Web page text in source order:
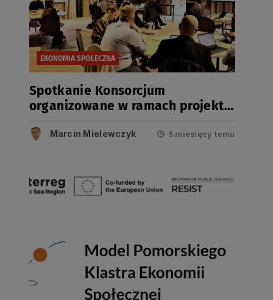
EKONOMIA SPOŁECZNA
Spotkanie Konsorcjum
organizowane w ramach projektu
Marcin Mielewczyk 5 miesięcy temu